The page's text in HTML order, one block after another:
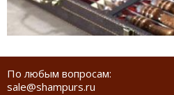
По любым вопросам:
sale@shampurs.ru